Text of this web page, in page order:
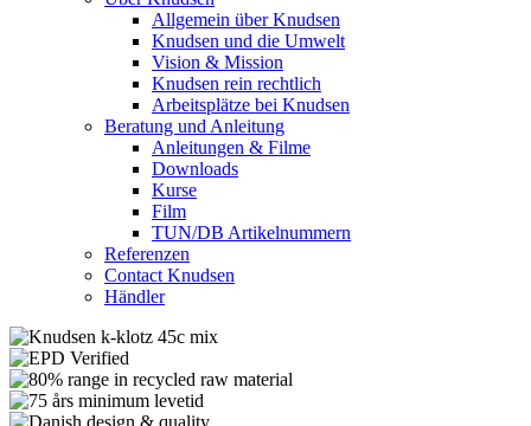
Allgemein über Knudsen
Knudsen und die Umwelt
Vision & Mission
Knudsen rein rechtlich
Arbeitsplätze bei Knudsen
Beratung und Anleitung
Anleitungen & Filme
Downloads
Kurse
Film
TUN/DB Artikelnummern
Referenzen
Contact Knudsen
Händler